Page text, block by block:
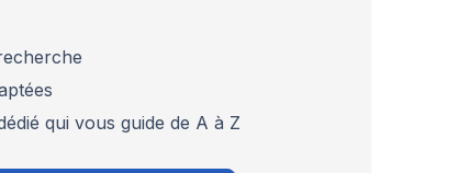
qui vous guide de A à Z